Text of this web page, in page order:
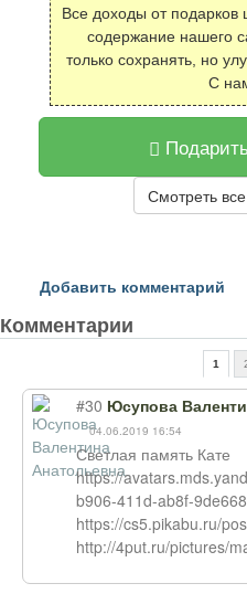
Все доходы от подарков
содержание нашего
только сохранять, но
С
Смотреть
Добавить комментарий
Комментарии
1
#30 Юсупова
04.06.2019 16:54
Светлая память Кате
https://
b906-411d-ab8f-
https://cs5.pikabu.ru/
http://4put.ru/pictures/